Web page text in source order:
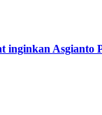
inginkan Asgianto